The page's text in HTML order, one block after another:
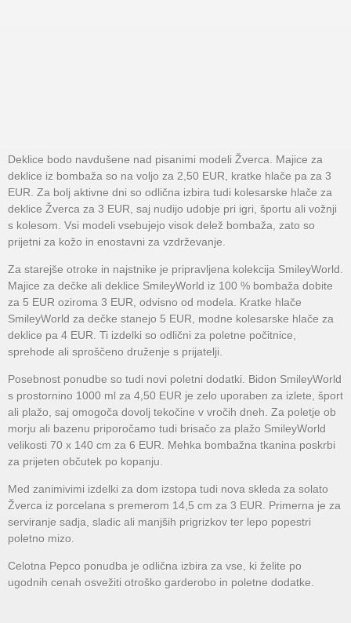
Deklice bodo navdušene nad pisanimi modeli Žverca. Majice za
deklice iz bombaža so na voljo za 2,50 EUR, kratke hlače pa za 3
EUR. Za bolj aktivne dni so odlična izbira tudi kolesarske hlače za
deklice Žverca za 3 EUR, saj nudijo udobje pri igri, športu ali vožnji
s kolesom. Vsi modeli vsebujejo visok delež bombaža, zato so
prijetni za kožo in enostavni za vzdrževanje.
Za starejše otroke in najstnike je pripravljena kolekcija SmileyWorld.
Majice za dečke ali deklice SmileyWorld iz 100 % bombaža dobite
za 5 EUR oziroma 3 EUR, odvisno od modela. Kratke hlače
SmileyWorld za dečke stanejo 5 EUR, modne kolesarske hlače za
deklice pa 4 EUR. Ti izdelki so odlični za poletne počitnice,
sprehode ali sproščeno druženje s prijatelji.
Posebnost ponudbe so tudi novi poletni dodatki. Bidon SmileyWorld
s prostornino 1000 ml za 4,50 EUR je zelo uporaben za izlete, šport
ali plažo, saj omogoča dovolj tekočine v vročih dneh. Za poletje ob
morju ali bazenu priporočamo tudi brisačo za plažo SmileyWorld
velikosti 70 x 140 cm za 6 EUR. Mehka bombažna tkanina poskrbi
za prijeten občutek po kopanju.
Med zanimivimi izdelki za dom izstopa tudi nova skleda za solato
Žverca iz porcelana s premerom 14,5 cm za 3 EUR. Primerna je za
serviranje sadja, sladic ali manjših prigrizkov ter lepo popestri
poletno mizo.
Celotna Pepco ponudba je odlična izbira za vse, ki želite po
ugodnih cenah osvežiti otroško garderobo in poletne dodatke.